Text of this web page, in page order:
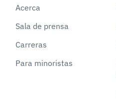
Acerca
Sala de prensa
Carreras
Para minoristas